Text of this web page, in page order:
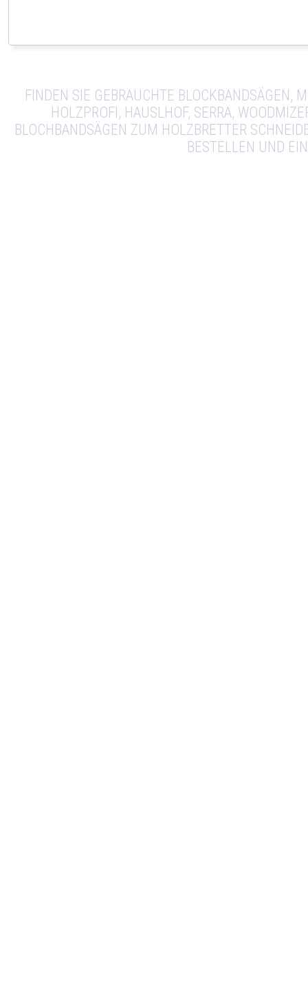
FINDEN SIE GEBRAUCHTE BLOCKBANDSÄGEN,
HOLZPROFI, HAUSLHOF, SERRA,
BLOCHBANDSÄGEN ZUM HOLZBRETTER
BESTELLEN UND